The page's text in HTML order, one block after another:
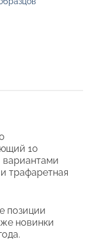
10
вариантами
трафаретная
позиции
новинки